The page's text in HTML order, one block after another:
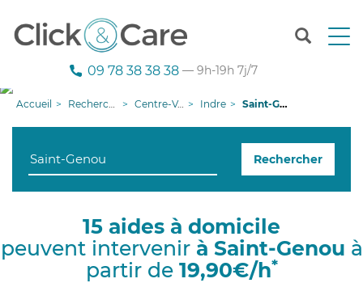
T
n
g
i
09 78 38 38 38 — 9h-19h 7j/7
Accueil Recherche aide à domicile Centre-Val de Loire Indre Saint-Genou
Rechercher
15 aides à domicile
peuvent intervenir à Saint-Genou à
partir de 19,90€/h*